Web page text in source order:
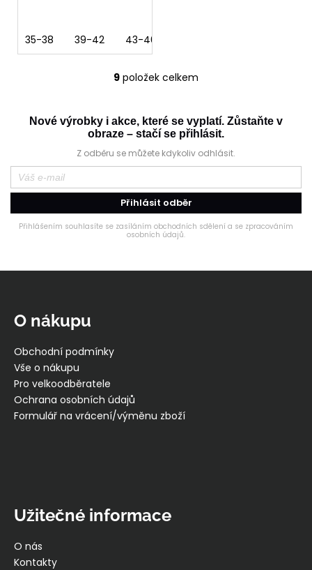
35-38 39-42 43-46
O
l
á
d
a
í
p
r
v
y
9 položek celkem
Nové výrobky i akce, které se vyplatí. Zůstaňte v
obraze – stačí se přihlásit.
Z odběru se můžete kdykoliv odhlásit.
Přihlásit odběr
Přihlášením souhlasíte se zasíláním obchodních sdělení a se zpracováním
osobních údajů.
O nákupu
Obchodní podmínky
Vše o nákupu
Pro velkoodběratele
Ochrana osobních údajů
Formulář na vrácení/výměnu zboží
Užitečné informace
O nás
Kontakty